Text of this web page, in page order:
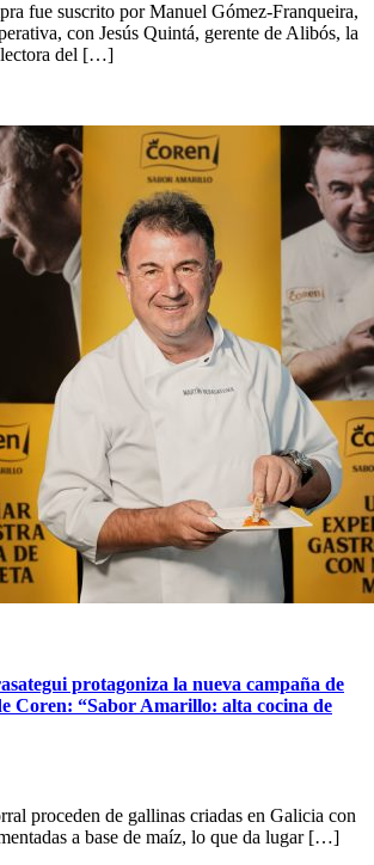
fue suscrito por Manuel Gómez-Franqueira,
con Jesús Quintá, gerente de Alibós, la
del […]
protagoniza la nueva campaña de
Coren: “Sabor Amarillo: alta cocina de
proceden de gallinas criadas en Galicia con
a base de maíz, lo que da lugar […]